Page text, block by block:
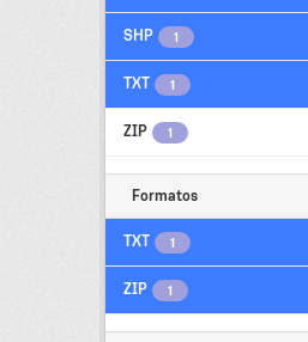
SHP 1
TXT 1
ZIP 1
Formatos
TXT 1
ZIP 1